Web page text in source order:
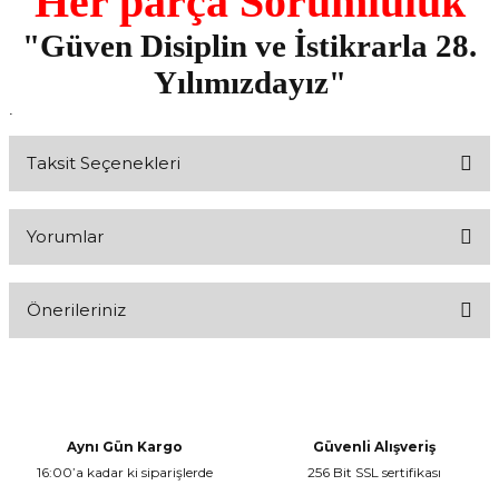
"Güven Disiplin ve İstikrarla 28.
Yılımızdayız"
.
Taksit Seçenekleri
Yorumlar
Önerileriniz
Ürün resmi kalitesiz, bozuk veya görüntülenemiyor.
Aynı Gün Kargo
16:00’a kadar ki siparişlerde
Güvenli Alışveriş
256 Bit SSL sertifikası